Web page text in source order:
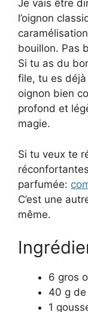
Je vais être
l’oignon
bouillon. Pas
Si tu as du
file, tu es
oignon bien
profond et
magie.
Si tu veux te
parfumée:
C’est une
même.
6 gros
40 g de
1